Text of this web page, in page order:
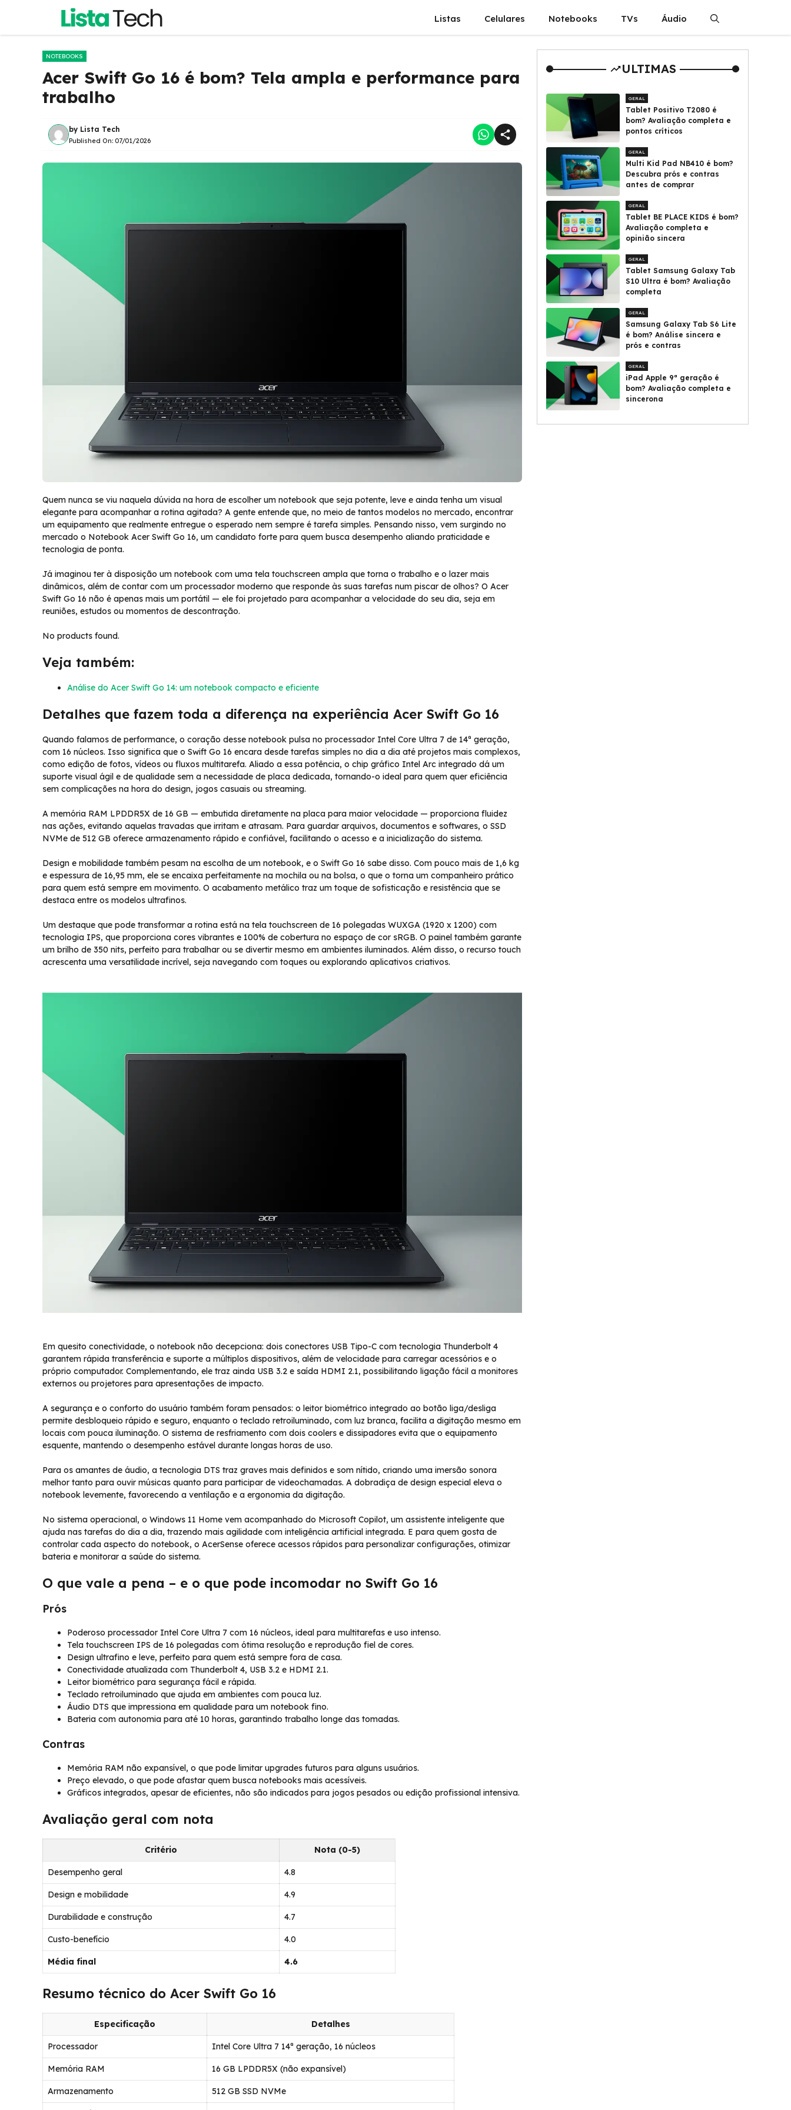
o
Listas Celulares Notebooks TVs Áudio
NOTEBOOKS
Acer Swift Go 16 é bom? Tela ampla e performance para
trabalho
by Lista Tech
Published On: 07/01/2026
Quem nunca se viu naquela dúvida na hora de escolher um notebook que seja potente, leve e ainda tenha um visual
elegante para acompanhar a rotina agitada? A gente entende que, no meio de tantos modelos no mercado, encontrar
um equipamento que realmente entregue o esperado nem sempre é tarefa simples. Pensando nisso, vem surgindo no
mercado o Notebook Acer Swift Go 16, um candidato forte para quem busca desempenho aliando praticidade e
tecnologia de ponta.
Já imaginou ter à disposição um notebook com uma tela touchscreen ampla que torna o trabalho e o lazer mais
dinâmicos, além de contar com um processador moderno que responde às suas tarefas num piscar de olhos? O Acer
Swift Go 16 não é apenas mais um portátil — ele foi projetado para acompanhar a velocidade do seu dia, seja em
reuniões, estudos ou momentos de descontração.
No products found.
Veja também:
Análise do Acer Swift Go 14: um notebook compacto e eficiente
Detalhes que fazem toda a diferença na experiência Acer Swift Go 16
Quando falamos de performance, o coração desse notebook pulsa no processador Intel Core Ultra 7 de 14ª geração,
com 16 núcleos. Isso significa que o Swift Go 16 encara desde tarefas simples no dia a dia até projetos mais complexos,
como edição de fotos, vídeos ou fluxos multitarefa. Aliado a essa potência, o chip gráfico Intel Arc integrado dá um
suporte visual ágil e de qualidade sem a necessidade de placa dedicada, tornando-o ideal para quem quer eficiência
sem complicações na hora do design, jogos casuais ou streaming.
A memória RAM LPDDR5X de 16 GB — embutida diretamente na placa para maior velocidade — proporciona fluidez
nas ações, evitando aquelas travadas que irritam e atrasam. Para guardar arquivos, documentos e softwares, o SSD
NVMe de 512 GB oferece armazenamento rápido e confiável, facilitando o acesso e a inicialização do sistema.
Design e mobilidade também pesam na escolha de um notebook, e o Swift Go 16 sabe disso. Com pouco mais de 1,6 kg
e espessura de 16,95 mm, ele se encaixa perfeitamente na mochila ou na bolsa, o que o torna um companheiro prático
para quem está sempre em movimento. O acabamento metálico traz um toque de sofisticação e resistência que se
destaca entre os modelos ultrafinos.
Um destaque que pode transformar a rotina está na tela touchscreen de 16 polegadas WUXGA (1920 x 1200) com
tecnologia IPS, que proporciona cores vibrantes e 100% de cobertura no espaço de cor sRGB. O painel também garante
um brilho de 350 nits, perfeito para trabalhar ou se divertir mesmo em ambientes iluminados. Além disso, o recurso touch
acrescenta uma versatilidade incrível, seja navegando com toques ou explorando aplicativos criativos.
Em quesito conectividade, o notebook não decepciona: dois conectores USB Tipo-C com tecnologia Thunderbolt 4
garantem rápida transferência e suporte a múltiplos dispositivos, além de velocidade para carregar acessórios e o
próprio computador. Complementando, ele traz ainda USB 3.2 e saída HDMI 2.1, possibilitando ligação fácil a monitores
externos ou projetores para apresentações de impacto.
A segurança e o conforto do usuário também foram pensados: o leitor biométrico integrado ao botão liga/desliga
permite desbloqueio rápido e seguro, enquanto o teclado retroiluminado, com luz branca, facilita a digitação mesmo em
locais com pouca iluminação. O sistema de resfriamento com dois coolers e dissipadores evita que o equipamento
esquente, mantendo o desempenho estável durante longas horas de uso.
Para os amantes de áudio, a tecnologia DTS traz graves mais definidos e som nítido, criando uma imersão sonora
melhor tanto para ouvir músicas quanto para participar de videochamadas. A dobradiça de design especial eleva o
notebook levemente, favorecendo a ventilação e a ergonomia da digitação.
No sistema operacional, o Windows 11 Home vem acompanhado do Microsoft Copilot, um assistente inteligente que
ajuda nas tarefas do dia a dia, trazendo mais agilidade com inteligência artificial integrada. E para quem gosta de
controlar cada aspecto do notebook, o AcerSense oferece acessos rápidos para personalizar configurações, otimizar
bateria e monitorar a saúde do sistema.
O que vale a pena – e o que pode incomodar no Swift Go 16
Prós
Poderoso processador Intel Core Ultra 7 com 16 núcleos, ideal para multitarefas e uso intenso.
Tela touchscreen IPS de 16 polegadas com ótima resolução e reprodução fiel de cores.
Design ultrafino e leve, perfeito para quem está sempre fora de casa.
Conectividade atualizada com Thunderbolt 4, USB 3.2 e HDMI 2.1.
Leitor biométrico para segurança fácil e rápida.
Teclado retroiluminado que ajuda em ambientes com pouca luz.
Áudio DTS que impressiona em qualidade para um notebook fino.
Bateria com autonomia para até 10 horas, garantindo trabalho longe das tomadas.
Contras
Memória RAM não expansível, o que pode limitar upgrades futuros para alguns usuários.
Preço elevado, o que pode afastar quem busca notebooks mais acessíveis.
Gráficos integrados, apesar de eficientes, não são indicados para jogos pesados ou edição profissional intensiva.
Avaliação geral com nota
Critério Nota (0-5)
Desempenho geral 4.8
Design e mobilidade 4.9
Durabilidade e construção 4.7
Custo-benefício 4.0
Média final 4.6
Resumo técnico do Acer Swift Go 16
Especificação Detalhes
Processador Intel Core Ultra 7 14ª geração, 16 núcleos
Memória RAM 16 GB LPDDR5X (não expansível)
Armazenamento 512 GB SSD NVMe
ULTIMAS
GERAL
Tablet Positivo T2080 é
bom? Avaliação completa e
pontos críticos
GERAL
Multi Kid Pad NB410 é bom?
Descubra prós e contras
antes de comprar
GERAL
Tablet BE PLACE KIDS é bom?
Avaliação completa e
opinião sincera
GERAL
Tablet Samsung Galaxy Tab
S10 Ultra é bom? Avaliação
completa
GERAL
Samsung Galaxy Tab S6 Lite
é bom? Análise sincera e
prós e contras
GERAL
iPad Apple 9ª geração é
bom? Avaliação completa e
sincerona